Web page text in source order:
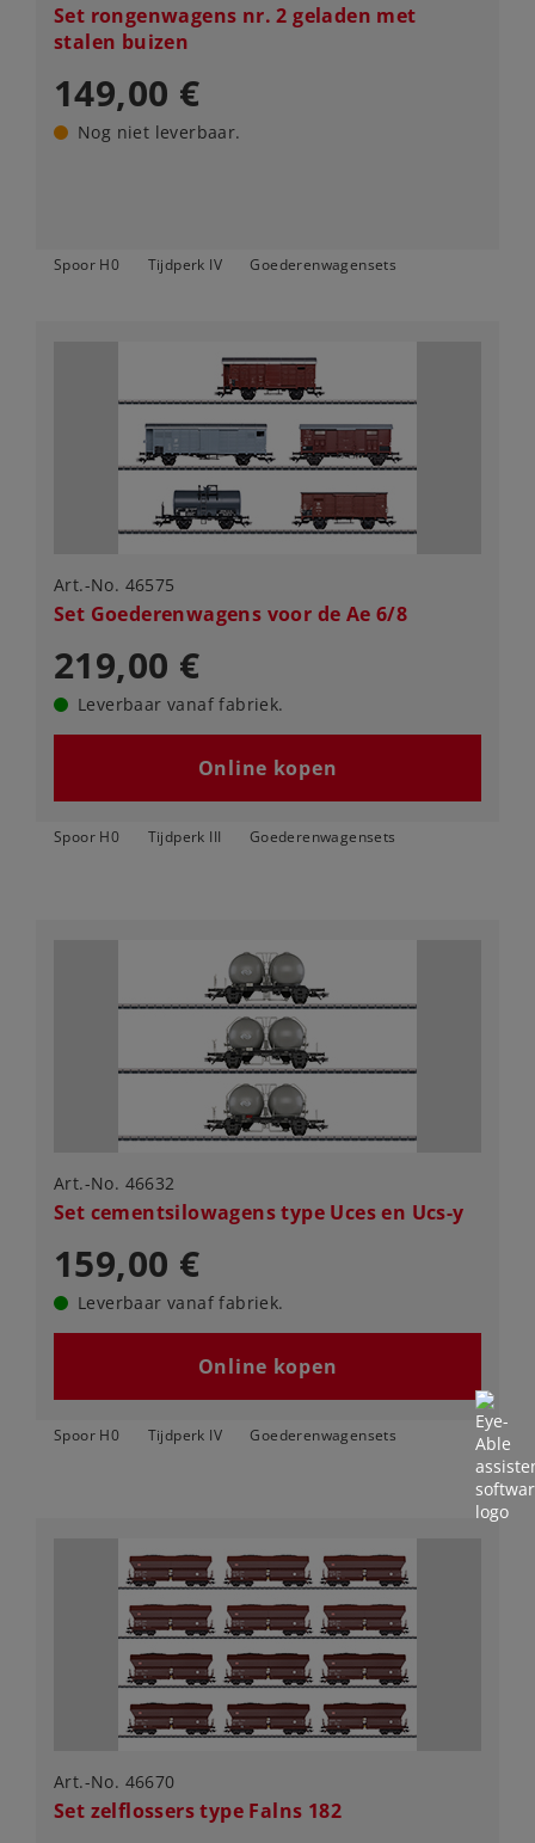
Set rongenwagens nr. 2 geladen met
stalen buizen
149,00 €
Nog niet leverbaar.
Spoor H0 Tijdperk IV Goederenwagensets
Art.-No. 46575
Set Goederenwagens voor de Ae 6/8
219,00 €
Leverbaar vanaf fabriek.
Online kopen
Spoor H0 Tijdperk III Goederenwagensets
Art.-No. 46632
Set cementsilowagens type Uces en Ucs-y
159,00 €
Leverbaar vanaf fabriek.
Online kopen
Spoor H0 Tijdperk IV Goederenwagensets
Art.-No. 46670
Set zelflossers type Falns 182